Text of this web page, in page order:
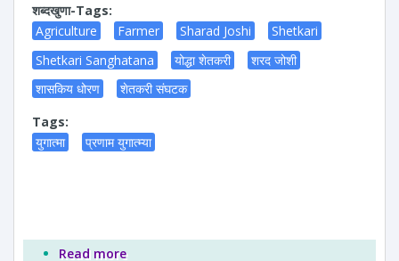
शब्दखुणा-Tags:
Agriculture
Farmer Sharad Joshi
Shetkari
Shetkari Sanghatana
योद्धा शेतकरी
शरद जोशी
शासकिय धोरण
शेतकरी संघटक
Tags:
युगात्मा
प्रणाम युगात्म्या
Read moreabout प्रणाम युगात्म्या